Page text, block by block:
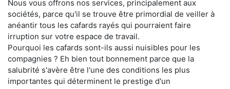
Nous vous offrons nos services, principalement aux
sociétés, parce qu'il se trouve être primordial de veiller à
anéantir tous les cafards rayés qui pourraient faire
irruption sur votre espace de travail.
Pourquoi les cafards sont-ils aussi nuisibles pour les
compagnies ? Eh bien tout bonnement parce que la
salubrité s'avère être l'une des conditions les plus
importantes qui déterminent le prestige d'un